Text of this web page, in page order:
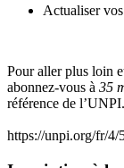
Actualiser vos
Pour aller plus loin
abonnez-vous à 35
référence de l’UNPI.
https://unpi.org/fr/4/